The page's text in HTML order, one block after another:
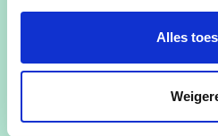
Alles
medemens, zonder
Droomt van een
van gezinnen,
bedrijven.